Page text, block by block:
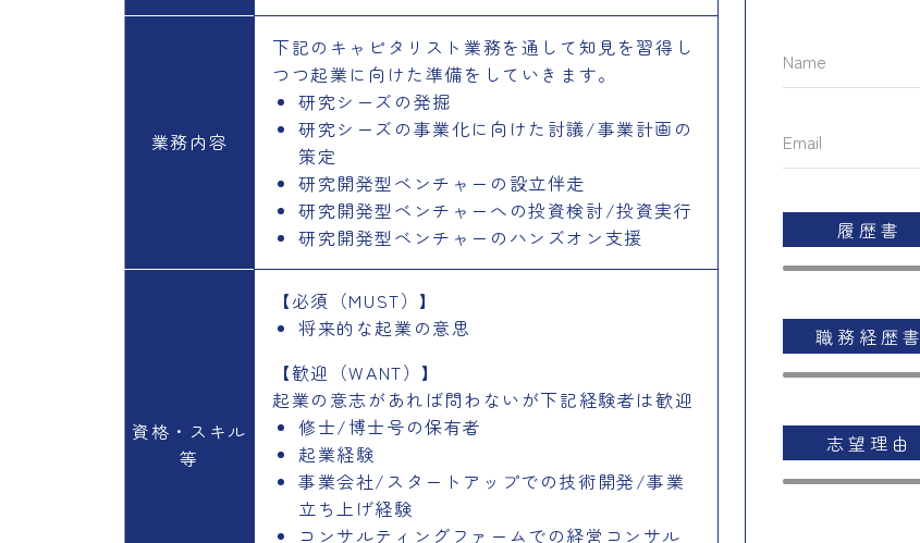
業務内容
下記のキャピタリスト業務を通して知見を習得し
つつ起業に向けた準備をしていきます。
研究シーズの発掘
研究シーズの事業化に向けた討議/事業計画の
策定
研究開発型ベンチャーの設立伴走
研究開発型ベンチャーへの投資検討/投資実行
研究開発型ベンチャーのハンズオン支援
資格・スキル
等
【必須（MUST）】
将来的な起業の意思
【歓迎（WANT）】
起業の意志があれば問わないが下記経験者は歓迎
修士/博士号の保有者
起業経験
事業会社/スタートアップでの技術開発/事業
立ち上げ経験
コンサルティングファームでの経営コンサル
履歴書
職務経歴書
志望理由